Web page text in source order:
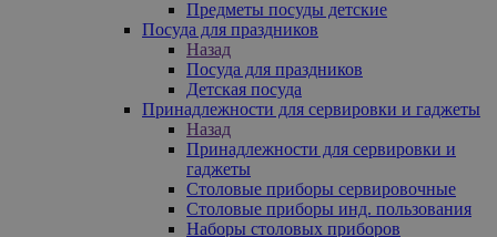
Предметы посуды детские
Посуда для праздников
Назад
Посуда для праздников
Детская посуда
Принадлежности для сервировки и гаджеты
Назад
Принадлежности для сервировки и
гаджеты
Столовые приборы сервировочные
Столовые приборы инд. пользования
Наборы столовых приборов